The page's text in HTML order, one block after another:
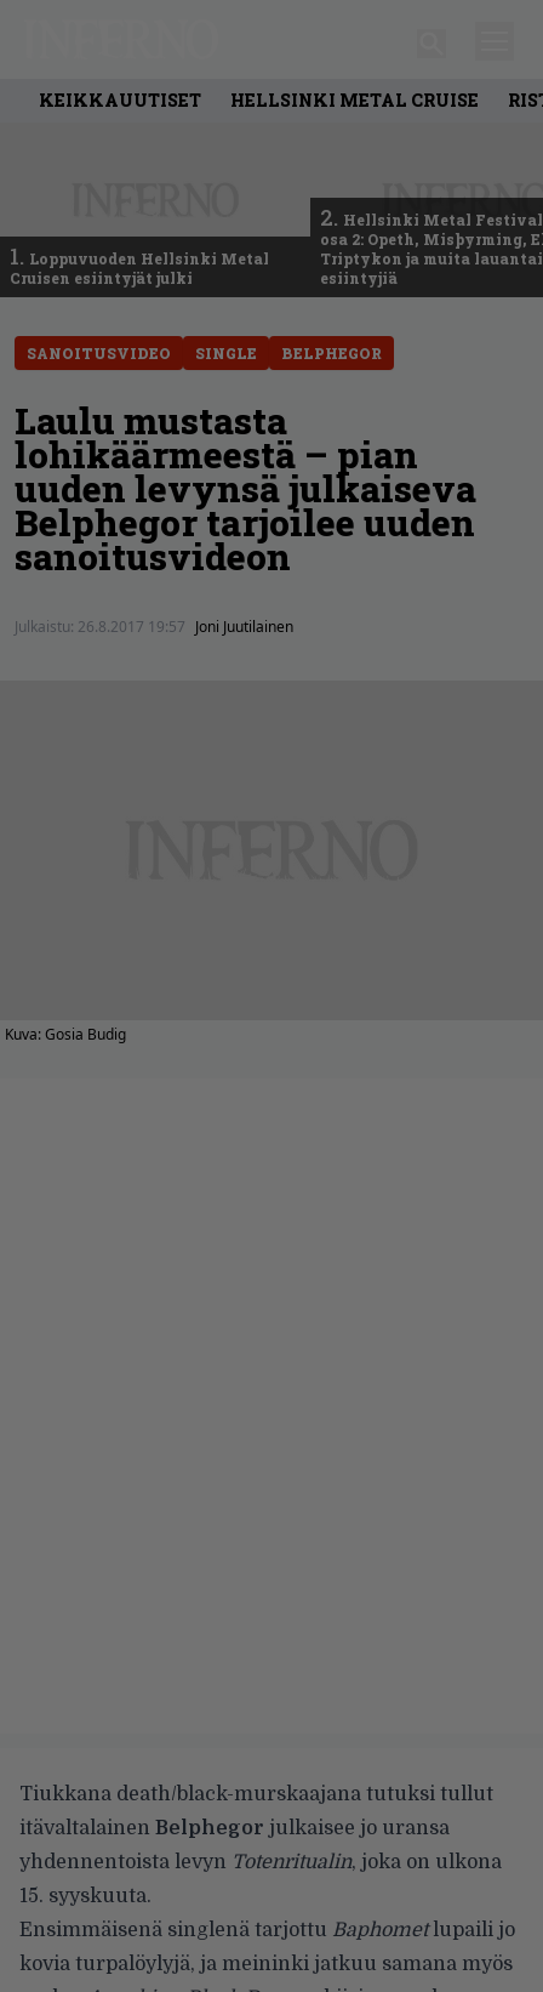
KEIKKAUUTISET HELLSINKI METAL CRUISE
1. Loppuvuoden Hellsinki Metal
Cruisen esiintyjät julki
2. Hellsinki Metal
osa 2: Opeth, Misþyrming,
Triptykon ja muita
esiintyjiä
SANOITUSVIDEO SINGLE BELPHEGOR
Laulu mustasta
lohikäärmeestä – pian
uuden levynsä julkaiseva
Belphegor tarjoilee uuden
sanoitusvideon
Julkaistu: 26.8.2017 19:57 Joni Juutilainen
Kuva: Gosia Budig
Tiukkana death/black-murskaajana tutuksi tullut
itävaltalainen Belphegor julkaisee jo uransa
yhdennentoista levyn Totenritualin, joka on ulkona
15. syyskuuta.
Ensimmäisenä singlenä tarjottu Baphometlupaili jo
kovia turpalöylyjä, ja meininki jatkuu samana myös